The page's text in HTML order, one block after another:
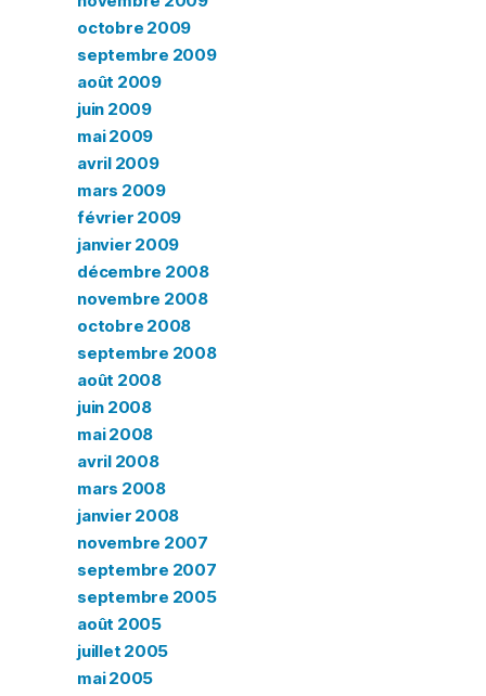
octobre 2009
septembre 2009
août 2009
juin 2009
mai 2009
avril 2009
mars 2009
février 2009
janvier 2009
décembre 2008
novembre 2008
octobre 2008
septembre 2008
août 2008
juin 2008
mai 2008
avril 2008
mars 2008
janvier 2008
novembre 2007
septembre 2007
septembre 2005
août 2005
juillet 2005
mai 2005